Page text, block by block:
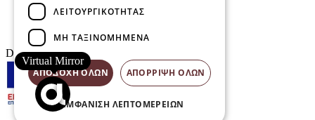
Επικοινωνία
E-Volution Awards
Designed & developed by
Virtual Mirror
ΛΕΙΤΟΥΡΓΙΚΌΤΗΤΑΣ
ΜΗ ΤΑΞΙΝΟΜΗΜΈΝΑ
ΑΠΟΔΟΧΉ ΌΛΩΝ ΑΠΌΡΡΙΨΗ ΌΛΩΝ
ΕΜΦΆΝΙΣΗ ΛΕΠΤΟΜΕΡΕΙΏΝ